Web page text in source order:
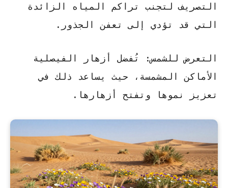
التصريف لتجنب تراكم المياه الزائدة
التي قد تؤدي إلى تعفن الجذور.
التعرض للشمس: تُفضل أزهار الفيصلية
الأماكن المشمسة، حيث يساعد ذلك في
تعزيز نموها وتفتح أزهارها.